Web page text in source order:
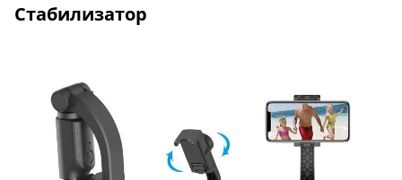
Стабилизатор